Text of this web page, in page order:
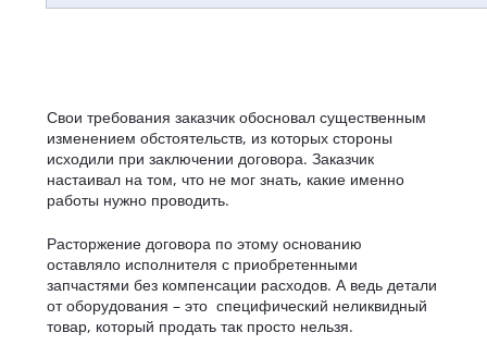
Свои требования заказчик обосновал существенным
изменением обстоятельств, из которых стороны
исходили при заключении договора. Заказчик
настаивал на том, что не мог знать, какие именно
работы нужно проводить.
Расторжение договора по этому основанию
оставляло исполнителя с приобретенными
запчастями без компенсации расходов. А ведь детали
от оборудования – это специфический неликвидный
товар, который продать так просто нельзя.